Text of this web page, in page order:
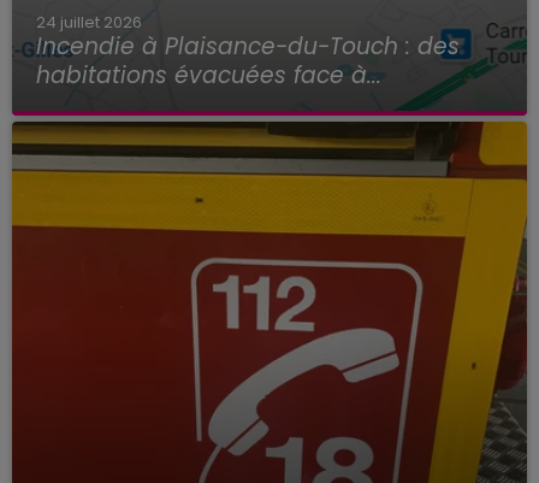
24 juillet 2026
Incendie à Plaisance-du-Touch : des
habitations évacuées face à...